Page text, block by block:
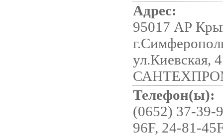
Адрес:
95017 АР
ул.Киевская,
Телефон(ы):
(0652) 37-39-
96F, 24-81-